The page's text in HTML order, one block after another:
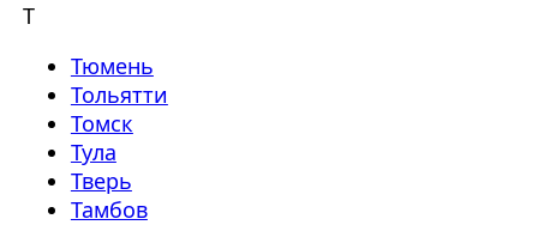
Т
Тюмень
Тольятти
Томск
Тула
Тверь
Тамбов